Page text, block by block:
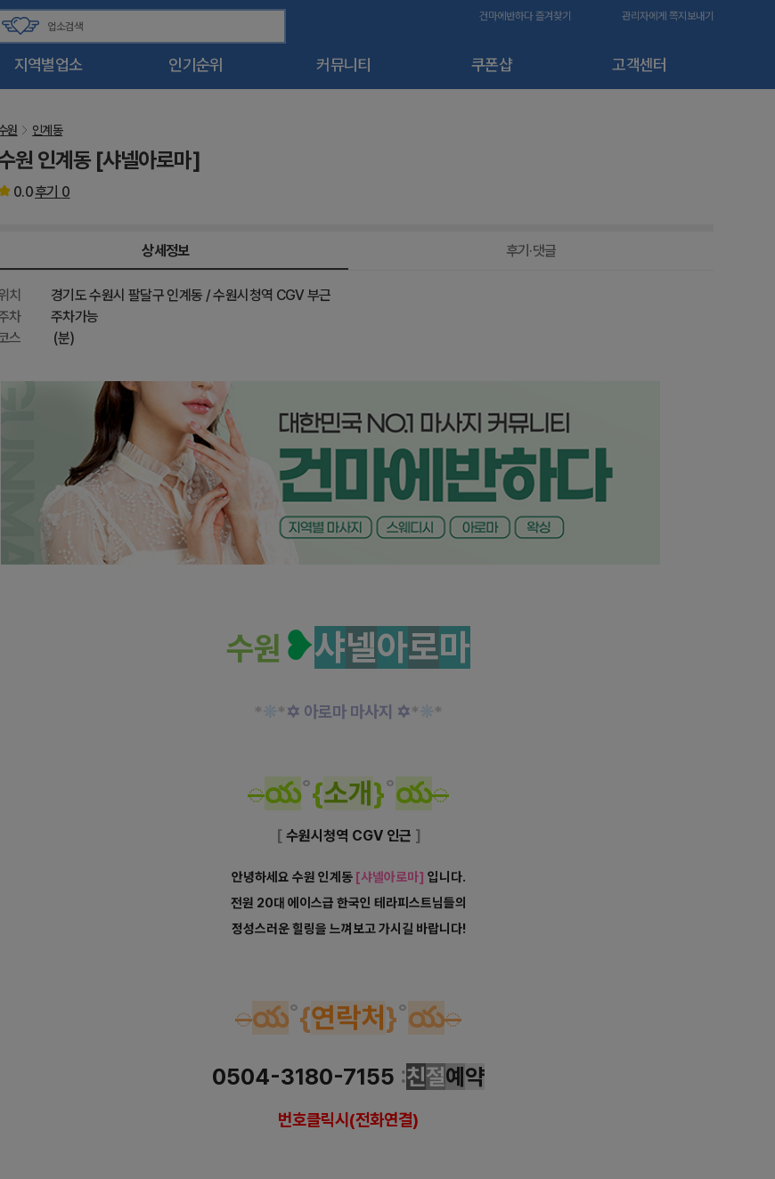
지역별업소 인기순위 커뮤니티 쿠폰샵 고객센터
건마에반하다 즐겨찾기 관리자에게 쪽지보내기
원 인계동
원 인계동 [샤넬아로마]
0.0후기 0
상세정보 후기·댓글
치
경기도 수원시 팔달구 인계동 / 수원시청역 CGV 부근
차
주차가능
스
(분)
수원 ❥샤넬아로마
* *✡ 아로마 마사지 ✡* *
◌య˚{소개 }˚య◌
[ 수원시청역 CGV 인근 ]
안녕하세요 수원 인계동 [샤넬아로마] 입니다.
전원 20대 에이스급 한국인 테라피스트님들의
정성스러운 힐링을 느껴보고 가시길 바랍니다!
◌య˚{연락처 }˚య◌
0504-3180-7155 :친절예 약
번호클릭시(전화연결)